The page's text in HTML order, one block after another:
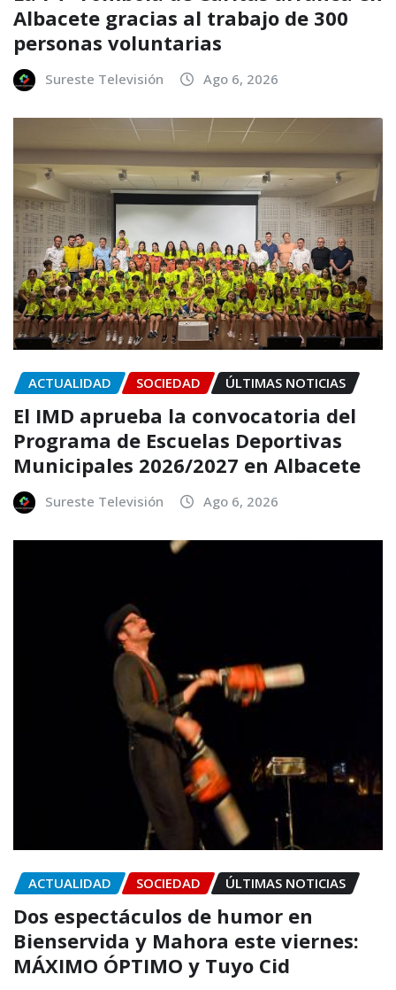
Albacete gracias al trabajo de 300
personas voluntarias
Sureste Televisión Ago 6, 2026
ACTUALIDAD SOCIEDAD ÚLTIMAS NOTICIAS
El IMD aprueba la convocatoria del
Programa de Escuelas Deportivas
Municipales 2026/2027 en Albacete
Sureste Televisión Ago 6, 2026
ACTUALIDAD SOCIEDAD ÚLTIMAS NOTICIAS
Dos espectáculos de humor en
Bienservida y Mahora este viernes:
MÁXIMO ÓPTIMO y Tuyo Cid